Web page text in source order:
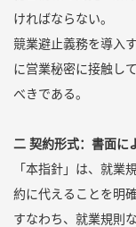
ければならない。
競業避止義務を導入
に営業秘密に接触し
べきである。
二 契約形式：書面に
「本指針」は、就業
約に代えることを明
すなわち、就業規則